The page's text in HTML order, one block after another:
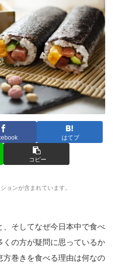
はてブ
コピー
ョンが含まれています。
そしてなぜ今日本中で食べ
くの方が疑問に思っているか
方巻きを食べる理由は何なの